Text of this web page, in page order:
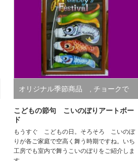
オリジナル季節商品 チョークで
描く 和の世界
こどもの節句 こいのぼりアートボー
ド
もうすぐ こどもの日。そろそろ こいのぼ
りが各ご家庭で空高く舞う時期ですね。いち
工房でも室内で舞うこいのぼりをご紹介しま